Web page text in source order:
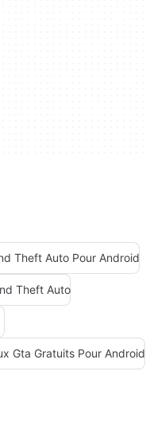
Theft Auto Pour Android
Theft Auto
Gta Gratuits Pour Android